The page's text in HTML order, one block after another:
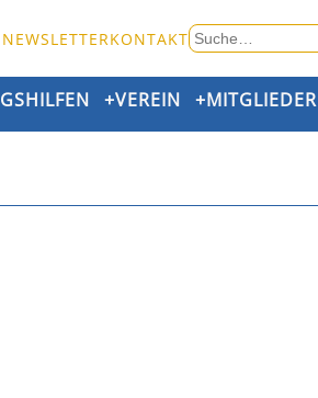
NEWSLETTERKONTAKTSuche
nach:
+VEREIN +MITGLIEDER